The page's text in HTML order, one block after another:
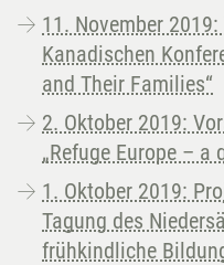
11. November
Kanadischen
and Their Families“
2. Oktober 2019:
„Refuge Europe –
1. Oktober 2019:
Tagung des
frühkindliche